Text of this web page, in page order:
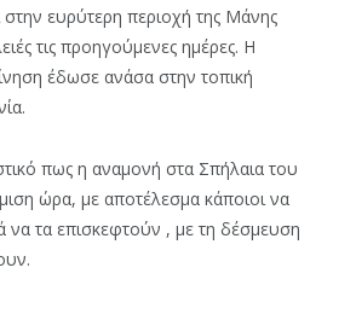
ευρύτερη περιοχή της Μάνης
τις προηγούμενες ημέρες. Η
έδωσε ανάσα στην τοπική
πως η αναμονή στα Σπήλαια του
ώρα, με αποτέλεσμα κάποιοι να
να τα επισκεφτούν , με τη δέσμευση